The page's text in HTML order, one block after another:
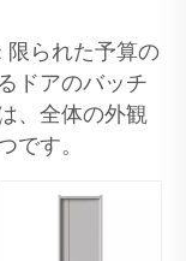
られた予算の
ドアのバッチ
、全体の外観
です。